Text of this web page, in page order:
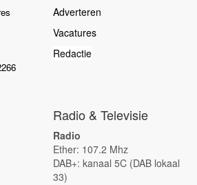
Adverteren
Vacatures
Redactie
Radio & Televisie
Radio
Ether: 107.2 Mhz
DAB+: kanaal 5C (DAB lokaal
33)